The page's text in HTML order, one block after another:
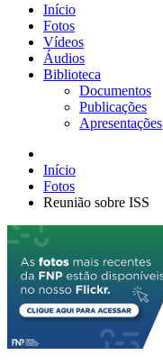
Início
Fotos
Vídeos
Áudios
Biblioteca
Documentos
Publicações
Apresentações
Início
Fotos
Reunião sobre ISS